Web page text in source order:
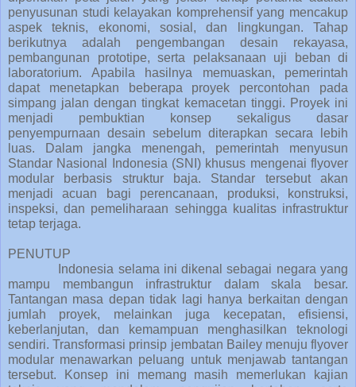
penyusunan studi kelayakan komprehensif yang mencakup
aspek teknis, ekonomi, sosial, dan lingkungan. Tahap
berikutnya adalah pengembangan desain rekayasa,
pembangunan prototipe, serta pelaksanaan uji beban di
laboratorium. Apabila hasilnya memuaskan, pemerintah
dapat menetapkan beberapa proyek percontohan pada
simpang jalan dengan tingkat kemacetan tinggi. Proyek ini
menjadi pembuktian konsep sekaligus dasar
penyempurnaan desain sebelum diterapkan secara lebih
luas. Dalam jangka menengah, pemerintah menyusun
Standar Nasional Indonesia (SNI) khusus mengenai flyover
modular berbasis struktur baja. Standar tersebut akan
menjadi acuan bagi perencanaan, produksi, konstruksi,
inspeksi, dan pemeliharaan sehingga kualitas infrastruktur
tetap terjaga.
PENUTUP
Indonesia selama ini dikenal sebagai negara yang
mampu membangun infrastruktur dalam skala besar.
Tantangan masa depan tidak lagi hanya berkaitan dengan
jumlah proyek, melainkan juga kecepatan, efisiensi,
keberlanjutan, dan kemampuan menghasilkan teknologi
sendiri. Transformasi prinsip jembatan Bailey menuju flyover
modular menawarkan peluang untuk menjawab tantangan
tersebut. Konsep ini memang masih memerlukan kajian